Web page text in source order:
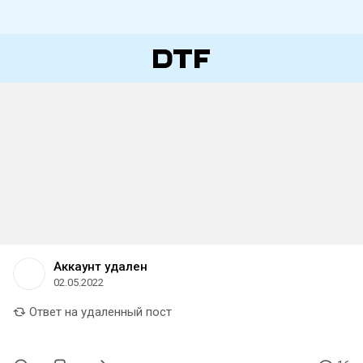
Аккаунт удален
02.05.2022
Ответ на удаленный пост